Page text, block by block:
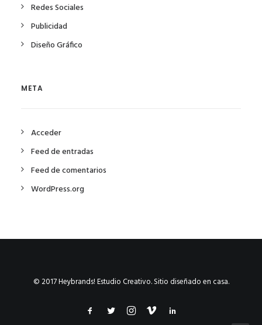
Redes Sociales
Publicidad
Diseño Gráfico
META
Acceder
Feed de entradas
Feed de comentarios
WordPress.org
© 2017 Heybrands! Estudio Creativo. Sitio diseñado en casa.